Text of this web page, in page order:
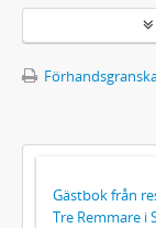
Gästbok från
Tre Remmare i